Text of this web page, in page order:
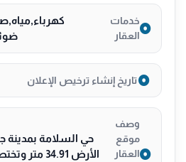
خدمات
العقار
تاريخ إنشاء ترخيص الإعلان
وصف
موقع
العقار
حي السلامة بمدينة
الأرض 34.91